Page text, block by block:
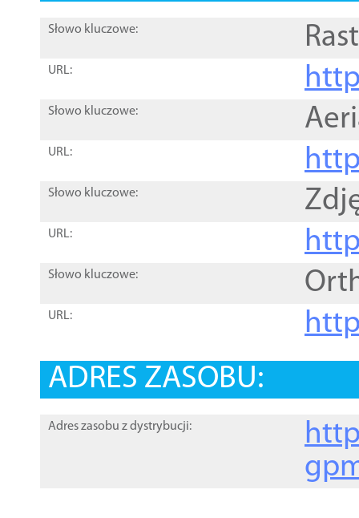
Słowo kluczowe:
URL:
Słowo kluczowe:
URL:
Słowo kluczowe:
URL:
Słowo kluczowe:
URL:
ADRES ZASOBU:
Adres zasobu z dystrybucji: